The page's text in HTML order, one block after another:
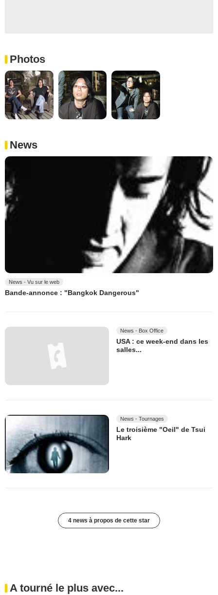
Photos
News
News - Vu sur le web
Bande-annonce : "Bangkok Dangerous"
News - Box Office
USA : ce week-end dans les
salles...
News - Tournages
Le troisième "Oeil" de Tsui
Hark
4 news à propos de cette star
A tourné le plus avec...